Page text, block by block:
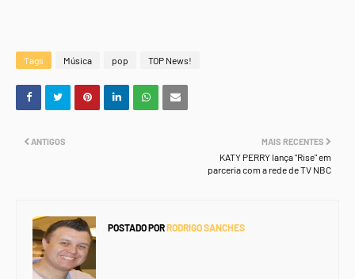
Tags Música pop TOP News!
MAIS RECENTES
KATY PERRY lança "Rise" em
parceria com a rede de TV NBC
ANTIGOS
POSTADO PORRODRIGO SANCHES